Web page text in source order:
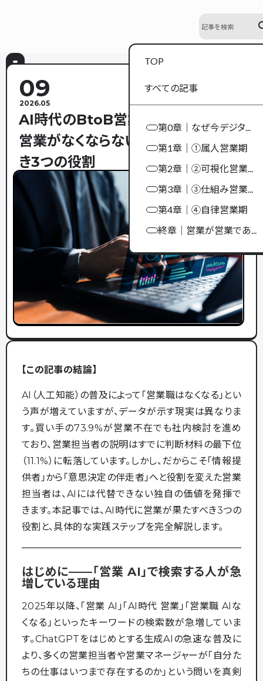
TOP
すべての記事
第0章｜なぜ今デジタ...
第1章｜①属人営業期
第2章｜②可視化営業...
第3章｜③仕組み営業...
第4章｜④自律営業期
終章｜営業が営業であ...
09
2026.05
AI時代のBtoB営業完全ガイド——
営業がなくならない理由と変わるべ
き3つの役割
【この記事の結論】
AI（人工知能）の普及によって「営業職はなくなる」とい
う声が増えていますが、データが示す現実は異なりま
す。買い手の73.9%が営業不在でも社内検討を進め
ており、営業担当者の説明はすでに判断材料の最下位
（11.1%）に転落しています。しかし、だからこそ「情報提
供者」から「意思決定の伴走者」へと役割を変えた営業
担当者は、AIには代替できない独自の価値を発揮で
きます。本記事では、AI時代に営業が果たすべき3つの
役割と、具体的な実践ステップを完全解説します。
はじめに——「営業 AI」で検索する人が急
増している理由
2025年以降、「営業 AI」「AI時代 営業」「営業職 AIな
くなる」といったキーワードの検索数が急増していま
す。ChatGPTをはじめとする生成AIの急速な普及に
より、多くの営業担当者や営業マネージャーが「自分た
ちの仕事はいつまで存在するのか」という問いを真剣